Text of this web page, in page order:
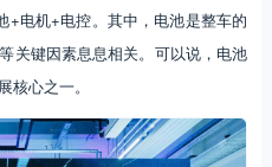
+电机+电控。其中，电池是整车的
关键因素息息相关。可以说，电池
心之一。